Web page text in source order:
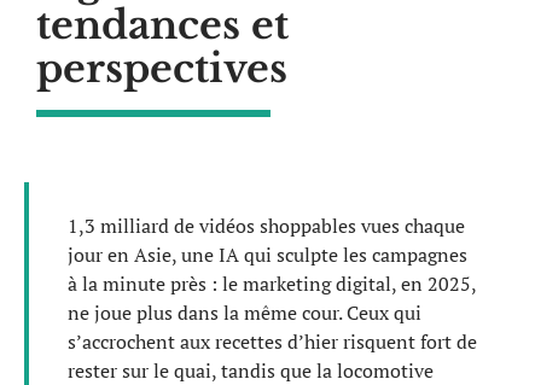
tendances et
perspectives
1,3 milliard de vidéos shoppables vues chaque
jour en Asie, une IA qui sculpte les campagnes
à la minute près : le marketing digital, en 2025,
ne joue plus dans la même cour. Ceux qui
s’accrochent aux recettes d’hier risquent fort de
rester sur le quai, tandis que la locomotive